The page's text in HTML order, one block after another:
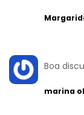
Boa
marina